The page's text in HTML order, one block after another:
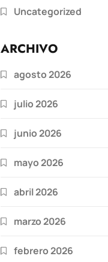
Uncategorized
ARCHIVO
agosto 2026
julio 2026
junio 2026
mayo 2026
abril 2026
marzo 2026
febrero 2026